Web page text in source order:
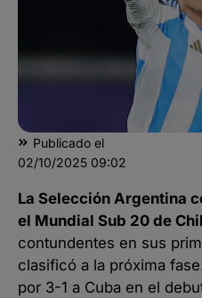
Publicado el
02/10/2025 09:02
La Selección Argentina
el Mundial Sub 20 de
contundentes en sus
clasificó a la próxima
por 3-1 a Cuba en el